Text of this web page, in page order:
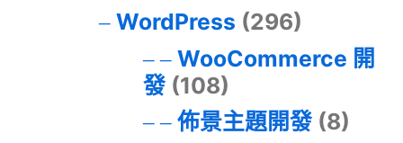
WordPress (296)
WooCommerce 開
發(108)
佈景主題開發(8)